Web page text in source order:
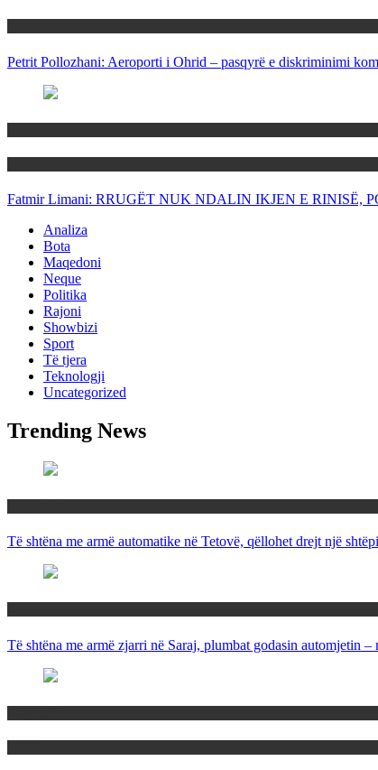
Petrit Pollozhani: Aeroporti i Ohrid – pasqyrë e diskriminimi
Fatmir Limani: RRUGËT NUK NDALIN IKJEN E RINISË,
Analiza
Bota
Maqedoni
Neque
Politika
Rajoni
Showbizi
Sport
Të tjera
Teknologji
Uncategorized
Trending News
Të shtëna me armë automatike në Tetovë, qëllohet drejt një
Të shtëna me armë zjarri në Saraj, plumbat godasin automjetin –